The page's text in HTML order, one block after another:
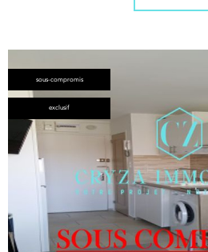
sous-compromis
exclusif